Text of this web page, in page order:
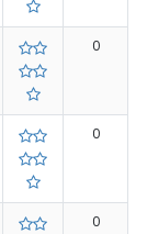
0
0
0